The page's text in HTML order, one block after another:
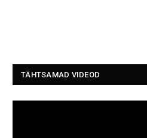
TÄHTSAMAD VIDEOD